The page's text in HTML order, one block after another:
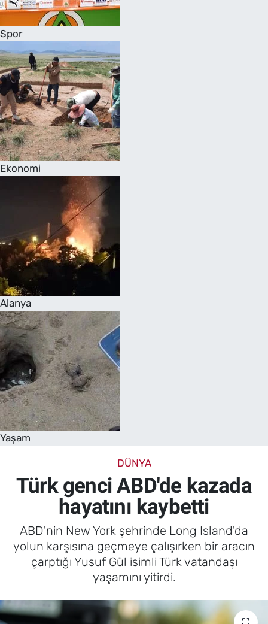
Spor
Ekonomi
Alanya
Yaşam
DÜNYA
Türk genci ABD'de kazada
hayatını kaybetti
ABD'nin New York şehrinde Long Island'da
yolun karşısına geçmeye çalışırken bir aracın
çarptığı Yusuf Gül isimli Türk vatandaşı
yaşamını yitirdi.